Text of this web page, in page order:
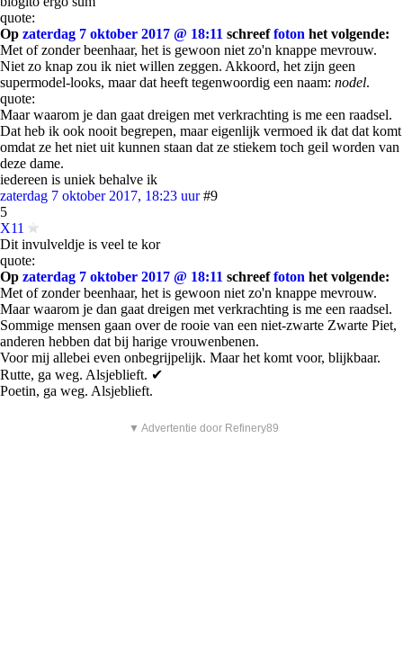
quote:
Op zaterdag 7 oktober 2017 @ 18:11 schreeffoton het volgende:
Met of zonder beenhaar, het is gewoon niet zo'n knappe mevrouw.
Niet zo knap zou ik niet willen zeggen. Akkoord, het zijn geen
supermodel-looks, maar dat heeft tegenwoordig een naam: nodel.
quote:
Maar waarom je dan gaat dreigen met verkrachting is me een raadsel.
Dat heb ik ook nooit begrepen, maar eigenlijk vermoed ik dat dat komt
omdat ze het niet uit kunnen staan dat ze stiekem toch geil worden van
deze dame.
iedereen is uniek behalve ik
zaterdag 7 oktober 2017, 18:23 uur #9
5
X11
Dit invulveldje is veel te kor
quote:
Op zaterdag 7 oktober 2017 @ 18:11 schreeffoton het volgende:
Met of zonder beenhaar, het is gewoon niet zo'n knappe mevrouw.
Maar waarom je dan gaat dreigen met verkrachting is me een raadsel.
Sommige mensen gaan over de rooie van een niet-zwarte Zwarte Piet,
anderen hebben dat bij harige vrouwenbenen.
Voor mij allebei even onbegrijpelijk. Maar het komt voor, blijkbaar.
Rutte, ga weg. Alsjeblieft. ✔
Poetin, ga weg. Alsjeblieft.
▼ Advertentie door Refinery89